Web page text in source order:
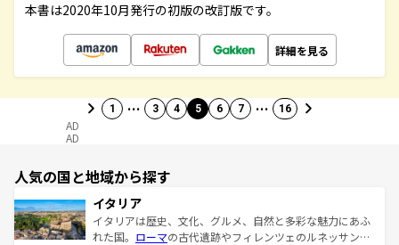
本書は2020年10月発行の初版の改訂版です。
詳細を見る
1 … 3 4 5 6 7 … 16
AD
AD
人気の国と地域から探す
イタリア
イタリアは歴史、文化、グルメ、自然と多彩な魅力にあふ
れた国。 ローマの古代遺跡やフィレンツェのルネッサンス